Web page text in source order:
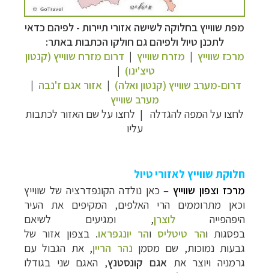
מפת שווייץ בחלוקה לשישה אזורי תיירות - לפיהם כדאי
לתכנן טיול ולפיהם גם חולקו הכתבות באתר:
מרכז שווייץ | מזרח שווייץ | דרום מזרח שווייץ (קנטון
טיצ'ינו) |
דרום-מערב שווייץ (קנטון ואלה) | אזור אגם ז'נבה |
מערב שווייץ
לחצו על המפה להגדלה | לחצו על שם האזור לכתבות
עליו
חלוקת שווייץ לאזורי טיול
מרכז וצפון שווייץ – כאן נולדה הקונפדרציה של שווייץ
וכאן מתרוממים הרי האלפים, המקיפים את העיר
היפהפייהלוצרן, ומגיעים לשיאם
בפסגות והר טיטליס והר יונגפראו. בצפון אזור של
גבעות נמוכות, שם מסמן נהר הריין, את הגבול עם
גרמניה ויוצר את אגם קונסטנץ, האגם שני בגודלו